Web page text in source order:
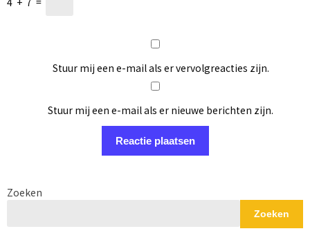
Stuur mij een e-mail als er vervolgreacties zijn.
Stuur mij een e-mail als er nieuwe berichten zijn.
Zoeken
Zoeken